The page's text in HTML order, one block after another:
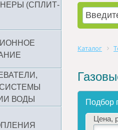
(СПЛИТ-
ВОДЫ
Каталог
Подбор
Цена,